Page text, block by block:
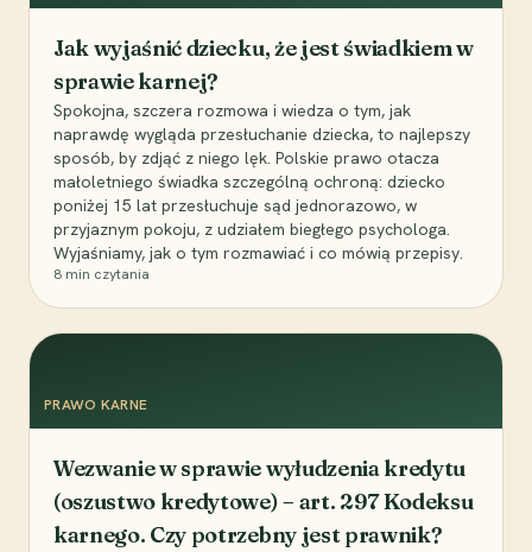
Jak wyjaśnić dziecku, że jest świadkiem w
sprawie karnej?
Spokojna, szczera rozmowa i wiedza o tym, jak
naprawdę wygląda przesłuchanie dziecka, to najlepszy
sposób, by zdjąć z niego lęk. Polskie prawo otacza
małoletniego świadka szczególną ochroną: dziecko
poniżej 15 lat przesłuchuje sąd jednorazowo, w
przyjaznym pokoju, z udziałem biegłego psychologa.
Wyjaśniamy, jak o tym rozmawiać i co mówią przepisy.
8 min czytania
PRAWO KARNE
Wezwanie w sprawie wyłudzenia kredytu
(oszustwo kredytowe) – art. 297 Kodeksu
karnego. Czy potrzebny jest prawnik?